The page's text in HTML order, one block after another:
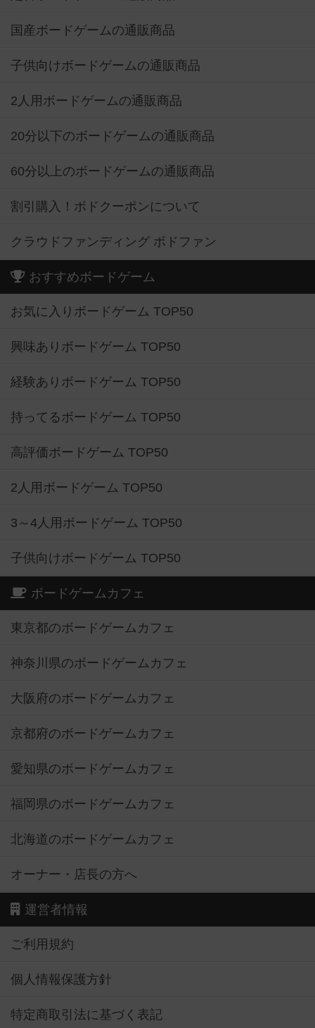
国産ボードゲームの通販商品
子供向けボードゲームの通販商品
2人用ボードゲームの通販商品
20分以下のボードゲームの通販商品
60分以上のボードゲームの通販商品
割引購入！ボドクーポンについて
クラウドファンディング ボドファン
おすすめボードゲーム
お気に入りボードゲーム TOP50
興味ありボードゲーム TOP50
経験ありボードゲーム TOP50
持ってるボードゲーム TOP50
高評価ボードゲーム TOP50
2人用ボードゲーム TOP50
3～4人用ボードゲーム TOP50
子供向けボードゲーム TOP50
ボードゲームカフェ
東京都のボードゲームカフェ
神奈川県のボードゲームカフェ
大阪府のボードゲームカフェ
京都府のボードゲームカフェ
愛知県のボードゲームカフェ
福岡県のボードゲームカフェ
北海道のボードゲームカフェ
オーナー・店長の方へ
運営者情報
ご利用規約
個人情報保護方針
特定商取引法に基づく表記